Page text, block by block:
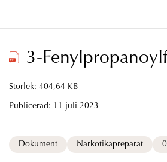
3-
Storlek: 404,64 KB
Publicerad: 11 juli 2023
Dokument Narkotikapreparat